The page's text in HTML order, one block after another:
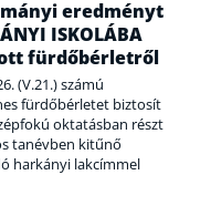
eredményt
ISKOLÁBA
fürdőbérletről
(V.21.) számú
fürdőbérletet biztosít
oktatásban részt
tanévben kitűnő
harkányi lakcímmel